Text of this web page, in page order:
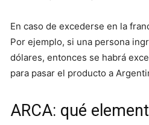
En caso de excederse en la
Por ejemplo, si una persona
dólares, entonces se habrá
para pasar el producto a
ARCA: qué